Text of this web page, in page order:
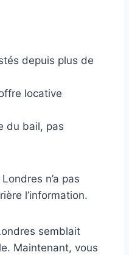
depuis plus de
locative
du bail, pas
n’a pas
l’information.
semblait
Maintenant, vous